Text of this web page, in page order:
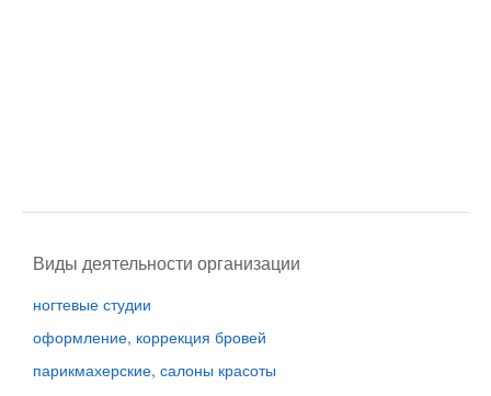
Виды деятельности организации
ногтевые студии
оформление, коррекция бровей
парикмахерские, салоны красоты